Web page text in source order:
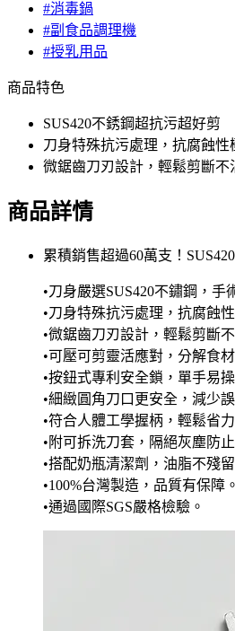
#消毒鍋
#副食品調理機
#授乳用品
商品特色
SUS420不銹鋼超抗污超好剪
刀身特殊抗污處理，抗腐蝕性
微鋸齒刀刃設計，輕鬆剪斷不
商品詳情
累積銷售超過60萬支！
•刀身嚴選SUS420不鏽鋼，手
•刀身特殊抗污處理，抗腐蝕
•微鋸齒刀刃設計，輕鬆剪斷
•可壓可剪靈活應對，分解食
•按鈕式專利安全鎖，單手易
•細緻圓角刀口更安全，減少
•符合人體工學握柄，輕鬆省
•附可拆洗刀套，隔絕灰塵防
•搭配奶瓶清潔劑，油脂不殘
•100%台灣製造，品質有保障。
•通過國際SGS嚴格檢驗。